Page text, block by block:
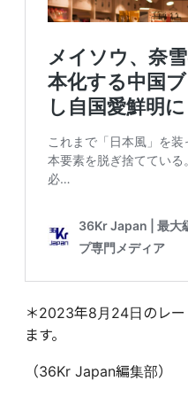
＊2023年8月24日のレ
ます。
（36Kr Japan編集部）